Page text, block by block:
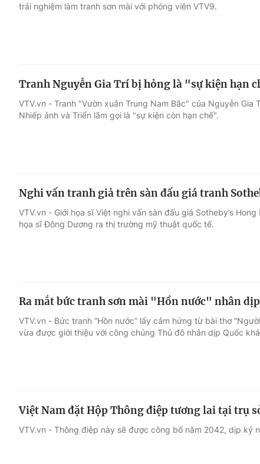
trải nghiệm làm tranh sơn mài với phóng viên VTV9.
Tranh Nguyễn Gia Trí bị hỏng là "sự kiện hạn
VTV.vn - Tranh "Vườn xuân Trung Nam Bắc" của Nguyễn
Nhiếp ảnh và Triển lãm gọi là "sự kiện còn hạn chế".
Nghi vấn tranh giả trên sàn đấu giá tranh
VTV.vn - Giới họa sĩ Việt nghi vấn sàn đấu giá Sotheby’s
họa sĩ Đông Dương ra thị trường mỹ thuật quốc tế.
Ra mắt bức tranh sơn mài "Hồn nước" nhân
VTV.vn - Bức tranh “Hồn nước” lấy cảm hứng từ bài thơ
vừa được giới thiệu với công chúng Thủ đô nhân dịp Quốc
Việt Nam đặt Hộp Thông điệp tương lai tại trụ
VTV.vn - Thông điệp này sẽ được công bố năm 2042, dịp kỷ